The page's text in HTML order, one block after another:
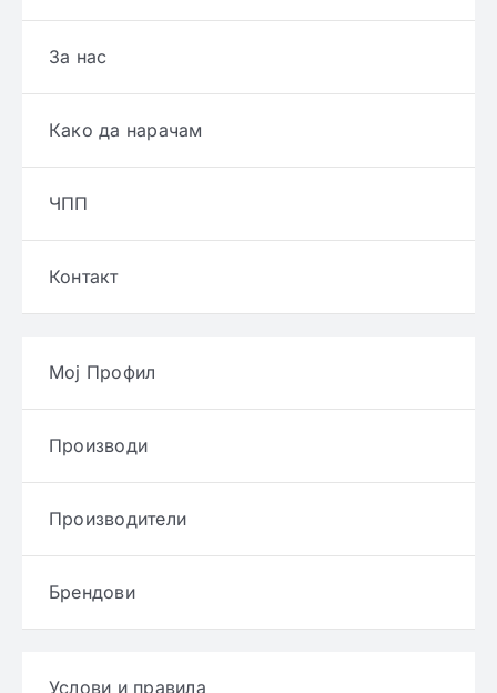
За нас
Како да нарачам
ЧПП
Контакт
Мој Профил
Производи
Производители
Брендови
Услови и правила